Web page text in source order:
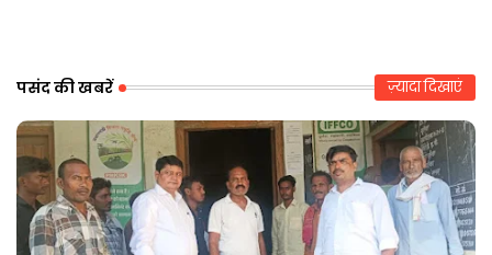
पसंद की खबरें ज़्यादा दिखाएं